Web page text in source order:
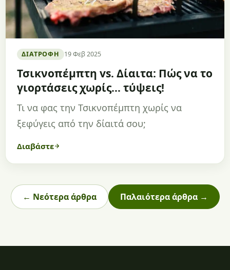
ΔΙΑΤΡΟΦΉ 19 Φεβ 2025
Τσικνοπέμπτη vs. Δίαιτα: Πώς να το
γιορτάσεις χωρίς… τύψεις!
Τι να φας την Τσικνοπέμπτη χωρίς να
ξεφύγεις από την δίαιτά σου;
Διαβάστε
← Νεότερα άρθρα Παλαιότερα άρθρα →